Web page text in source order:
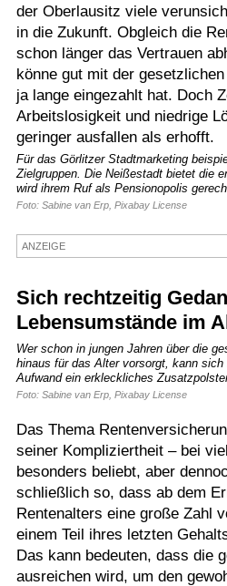
Gesundheit
Kultur
Sport
Termine
Kostenlos
der Oberlausitz viele
in die Zukunft. Obgleich die
schon länger das Vertrauen
könne gut mit der
ja lange eingezahlt hat. Doch
Arbeitslosigkeit und niedrige
geringer ausfallen als erhofft.
Für das Görlitzer Stadtmarketing
Zielgruppen. Die Neißestadt bietet die
wird ihrem Ruf als Pensionopolis
Foto: Sabine van Erp, Pixabay License
ANZEIGE
Sich rechtzeitig
Lebensumstände im
Wer schon in jungen Jahren über die
hinaus für das Alter vorsorgt, kann
Aufwand ein erkleckliches
Foto: Sabine van Erp, Pixabay License
Das Thema
seiner Kompliziertheit – bei
besonders beliebt, aber
schließlich so, dass ab dem
Rentenalters eine große Zahl
einem Teil ihres letzten
Das kann bedeuten, dass die
ausreichen wird, um den